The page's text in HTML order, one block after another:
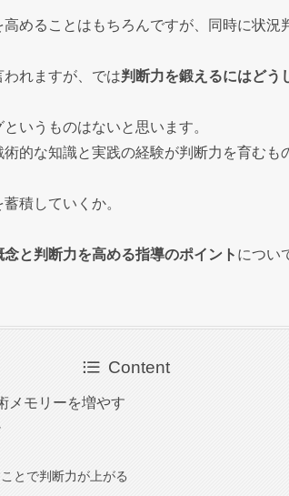
めることはもちろんですが、同時に状況
れますが、では判断力を鍛えるにはどう
いうものはないと思います。
的な知識と実践の経験が判断力を育むも
積していくか。
と判断力を高める指導のポイント につい
Content
メモリーを増やす
とで判断力が上がる